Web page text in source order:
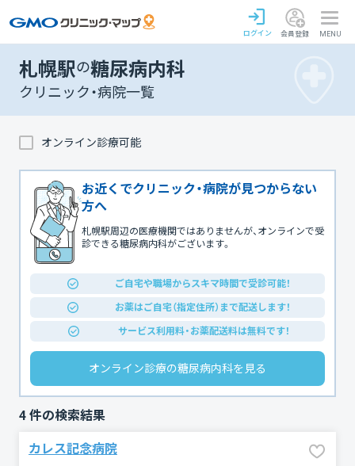
ログイン 会員登録 MENU
札幌駅の糖尿病内科
クリニック・病院一覧
オンライン診療可能
お近くでクリニック・病院が見つからない
方へ
札幌駅周辺の医療機関ではありませんが、オンラインで受
診できる糖尿病内科がございます。
ご自宅や職場からスキマ時間で受診可能！
お薬はご自宅（指定住所）まで配送します！
サービス利用料・お薬配送料は無料です！
オンライン診療の糖尿病内科を見る
4 件の検索結果
カレス記念病院